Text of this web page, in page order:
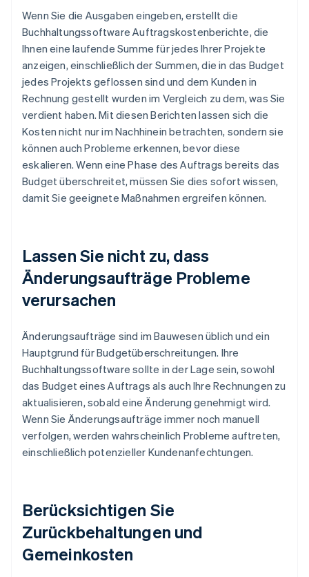
Wenn Sie die Ausgaben eingeben, erstellt die
Buchhaltungssoftware Auftragskostenberichte, die
Ihnen eine laufende Summe für jedes Ihrer Projekte
anzeigen, einschließlich der Summen, die in das Budget
jedes Projekts geflossen sind und dem Kunden in
Rechnung gestellt wurden im Vergleich zu dem, was Sie
verdient haben. Mit diesen Berichten lassen sich die
Kosten nicht nur im Nachhinein betrachten, sondern sie
können auch Probleme erkennen, bevor diese
eskalieren. Wenn eine Phase des Auftrags bereits das
Budget überschreitet, müssen Sie dies sofort wissen,
damit Sie geeignete Maßnahmen ergreifen können.
Lassen Sie nicht zu, dass
Änderungsaufträge Probleme
verursachen
Änderungsaufträge sind im Bauwesen üblich und ein
Hauptgrund für Budgetüberschreitungen. Ihre
Buchhaltungssoftware sollte in der Lage sein, sowohl
das Budget eines Auftrags als auch Ihre Rechnungen zu
aktualisieren, sobald eine Änderung genehmigt wird.
Wenn Sie Änderungsaufträge immer noch manuell
verfolgen, werden wahrscheinlich Probleme auftreten,
einschließlich potenzieller Kundenanfechtungen.
Berücksichtigen Sie
Zurückbehaltungen und
Gemeinkosten